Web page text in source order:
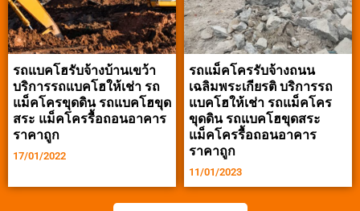
รถแบคโฮรับจ้างบ้านเขว้า
บริการรถแบคโฮให้เช่า รถ
แม็คโครขุดดิน รถแบคโฮขุด
สระ แม็คโครรื้อถอนอาคาร
ราคาถูก
17/01/2022
รถแม็คโครรับจ้างถนน
เฉลิมพระเกียรติ บริการรถ
แบคโฮให้เช่า รถแม็คโคร
ขุดดิน รถแบคโฮขุดสระ
แม็คโครรื้อถอนอาคาร
ราคาถูก
11/01/2023